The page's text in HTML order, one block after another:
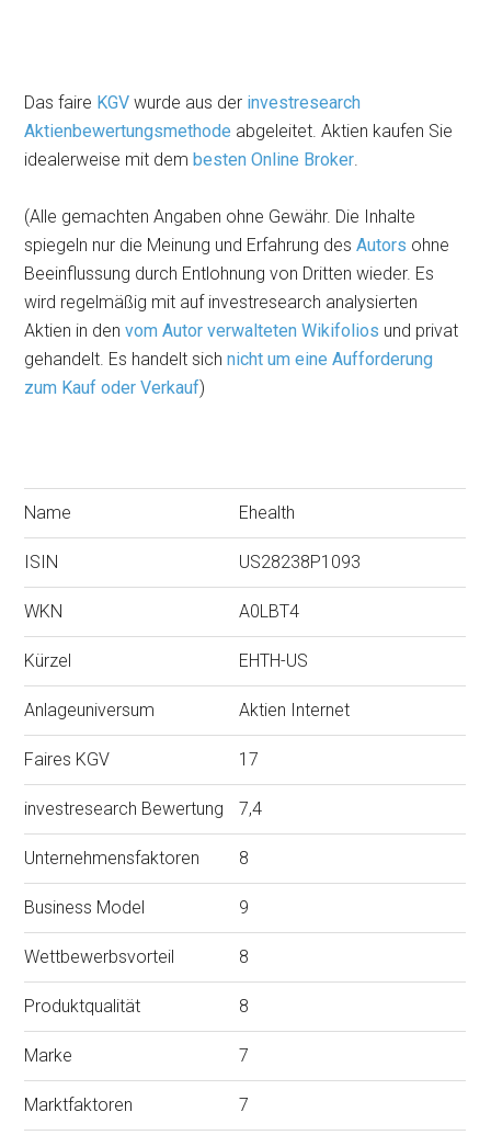
Das faire KGV wurde aus der investresearch
Aktienbewertungsmethode abgeleitet. Aktien kaufen Sie
idealerweise mit dembesten Online Broker.
(Alle gemachten Angaben ohne Gewähr. Die Inhalte
spiegeln nur die Meinung und Erfahrung desAutors ohne
Beeinflussung durch Entlohnung von Dritten wieder. Es
wird regelmäßig mit auf investresearch analysierten
Aktien in denvom Autor verwalteten Wikifolios und privat
gehandelt. Es handelt sichnicht um eine Aufforderung
zum Kauf oder Verkauf)
Name Ehealth
ISIN US28238P1093
WKN A0LBT4
Kürzel EHTH-US
Anlageuniversum Aktien Internet
Faires KGV 17
investresearch Bewertung 7,4
Unternehmensfaktoren 8
Business Model 9
Wettbewerbsvorteil 8
Produktqualität 8
Marke 7
Marktfaktoren 7